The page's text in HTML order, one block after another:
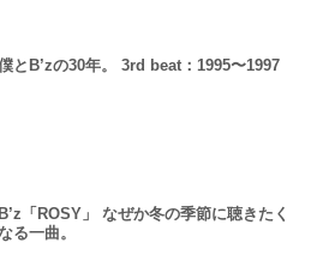
とB’zの30年。 3rd beat：1995〜1997
B’z「ROSY」 なぜか冬の季節に聴きたく
る一曲。